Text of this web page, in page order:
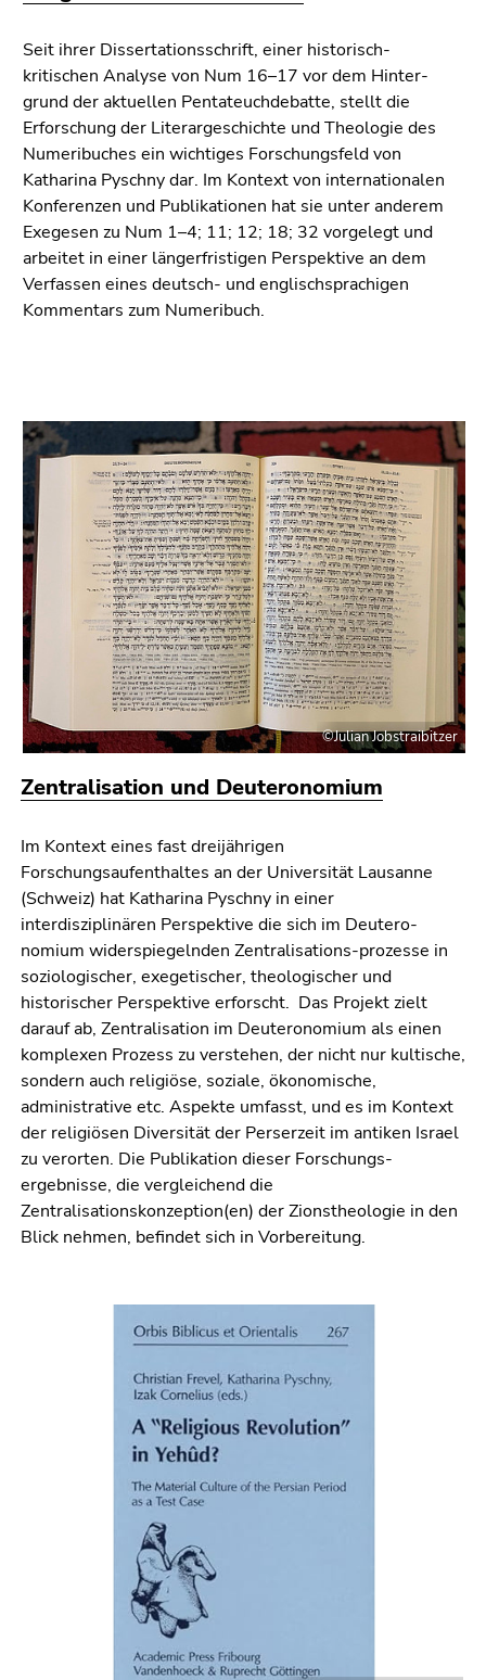
4)
den
Zusatzinformationen
(Zugriffstaste
5)
Zu
den
Seiteneinstellungen
(Benutzer/Sprache)
(Zugriffstaste
8)
Zur
Seit ihrer Dissertationsschrift, einer historisch-
kritischen Analyse von Num 16–17 vor dem Hin­ter­
grund der aktuellen Pentateuchdebatte, stellt die
Erforschung der Literar­geschichte und Theo­logie des
Numeribuches ein wichtiges Forschungsfeld von
Katharina Pyschny dar. Im Kontext von internationalen
Konferenzen und Publikationen hat sie unter anderem
Exegesen zu Num 1–4; 11; 12; 18; 32 vorgelegt und
arbeitet in einer längerfristigen Perspek­tive an dem
Verfassen eines deutsch- und englischsprachigen
Kommentars zum Numeribuch.
©Julian Jobstraibitzer
Zentralisation und Deuteronomium
Im Kontext eines fast dreijährigen
Forschungsaufenthaltes an der Universität Lausanne
(Schweiz) hat Katharina Pyschny in einer
interdisziplinären Perspektive die sich im Deu­te­ro­
nomium widerspiegelnden Zentralisations-prozesse in
soziologischer, exegetischer, theologischer und
historischer Perspektive erforscht. Das Projekt zielt
darauf ab, Zentralisation im Deutero­no­mium als einen
komplexen Prozess zu verstehen, der nicht nur kultische,
sondern auch religiöse, soziale, ökonomische,
administrative etc. Aspekte umfasst, und es im Kontext
der religiösen Diversität der Perserzeit im antiken Israel
zu verorten. Die Publikation dieser For­schungs­
ergebnisse, die vergleichend die
Zentralisationskonzeption(en) der Zionstheologie in den
Blick nehmen, be­findet sich in Vorbereitung.